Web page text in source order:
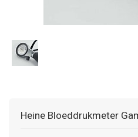
Heine Bloeddrukmeter